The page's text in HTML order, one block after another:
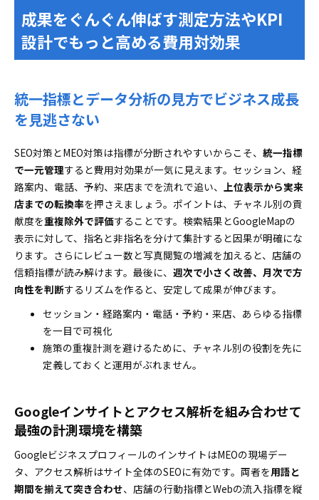
成果をぐんぐん伸ばす測定方法やKPI
設計でもっと高める費用対効果
統一指標とデータ分析の見方でビジネス成長
を見逃さない
SEO対策とMEO対策は指標が分断されやすいからこそ、 統一指標
で一元管理すると費用対効果が一気に見えます。セッション、経
路案内、電話、予約、来店までを流れで追い、 上位表示から実来
店までの転換率を押さえましょう。ポイントは、チャネル別の貢
献度を重複除外で評価することです。検索結果とGoogleMapの
表示に対して、指名と非指名を分けて集計すると因果が明確にな
ります。さらにレビュー数と写真閲覧の増減を加えると、店舗の
信頼指標が読み解けます。最後に、 週次で小さく改善、月次で方
向性を判断するリズムを作ると、安定して成果が伸びます。
セッション・経路案内・電話・予約・来店、あらゆる指標
を一目で可視化
施策の重複計測を避けるために、チャネル別の役割を先に
定義しておくと運用がぶれません。
Googleインサイトとアクセス解析を組み合わせて
最強の計測環境を構築
GoogleビジネスプロフィールのインサイトはMEOの現場デー
タ、アクセス解析はサイト全体のSEOに有効です。両者を用語と
期間を揃えて突き合わせ、店舗の行動指標とWebの流入指標を縦